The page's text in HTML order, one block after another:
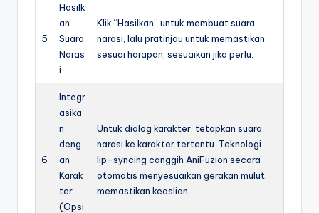
5
Hasilk
an
Suara
Naras
i
Klik “Hasilkan” untuk membuat suara
narasi, lalu pratinjau untuk memastikan
sesuai harapan, sesuaikan jika perlu.
6
Integr
asika
n
deng
an
Karak
ter
(Opsi
Untuk dialog karakter, tetapkan suara
narasi ke karakter tertentu. Teknologi
lip-syncing canggih AniFuzion secara
otomatis menyesuaikan gerakan mulut,
memastikan keaslian.